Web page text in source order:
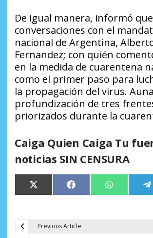
De igual manera, informó
conversaciones con el
nacional de Argentina,
Fernandez; con quién
en la medida de cuarentena
como el primer paso para
la propagación del virus.
profundización de tres
priorizados durante la
Caiga Quien Caiga Tu
noticias SIN CENSURA
Compartir
en
X
(Twitter)
Compartir
en
Facebook Compartir
en
WhatsApp
Previous Article